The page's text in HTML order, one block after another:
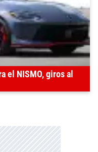
el NISMO, giros al